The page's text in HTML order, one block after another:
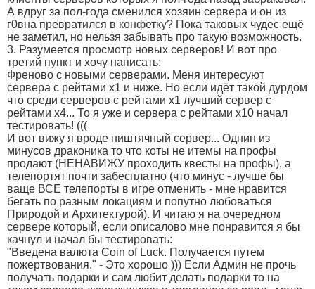
А вдруг за пол-года сменился хозяин сервера и он из
г0вна превратился в конфетку? Пока таковых чудес ещё
не заметил, но нельзя забывать про такую возможность.
3. Разумеется просмотр новых серверов! И вот про
третий пункт и хочу написать:
Френово с новыми серверами. Меня интересуют
сервера с рейтами х1 и ниже. Но если идёт такой дурдом
что среди серверов с рейтами х1 лучший сервер с
рейтами х4... То я уже и сервера с рейтами х10 начал
тестировать! (((
И вот вижу я вроде ништячный сервер... Однин из
минусов драконика то что коты не итемы на профы
продают (НЕНАВИЖУ проходить квесты на профы), а
телепортят почти забесплатно (что минус - лучше бы
ваще ВСЕ телепорты в игре отменить - мне нравится
бегать по разным локациям и попутно любоваться
Природой и Архитектурой). И читаю я на очередном
сервере который, если описалово мне понравится я бы
качнул и начал бы тестировать:
"Введена валюта Coin of Luck. Получается путем
пожертвования." - Это хорошо ))) Если Админ не прочь
получать подарки и сам любит делать подарки то на